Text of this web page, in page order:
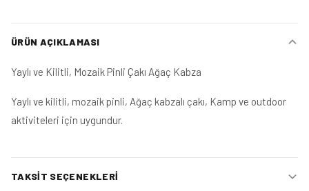
ÜRÜN AÇIKLAMASI
Yaylı ve Kilitli, Mozaik Pinli Çakı Ağaç Kabza
Yaylı ve kilitli, mozaik pinli, Ağaç kabzalı çakı, Kamp ve outdoor
aktiviteleri için uygundur.
TAKSIT SEÇENEKLERI